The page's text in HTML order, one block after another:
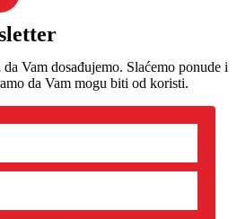
Vam dosađujemo. Slaćemo ponude i
da Vam mogu biti od koristi.